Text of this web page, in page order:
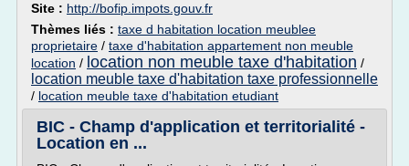
Site : http://bofip.impots.gouv.fr
Thèmes liés : taxe d habitation location meublee
proprietaire / taxe d'habitation appartement non meuble
location / location non meuble taxe d'habitation /
location meuble taxe d'habitation taxe professionnelle
/ location meuble taxe d'habitation etudiant
BIC - Champ d'application et territorialité -
Location en ...